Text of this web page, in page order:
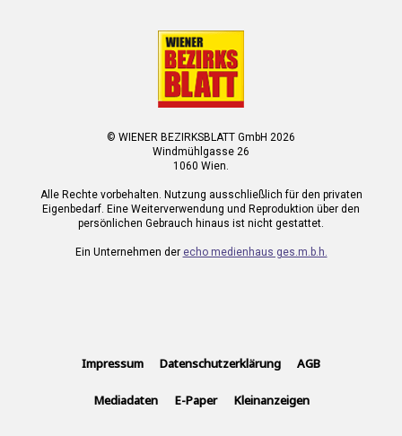
© WIENER BEZIRKSBLATT GmbH 2026
Windmühlgasse 26
1060 Wien.
Alle Rechte vorbehalten. Nutzung ausschließlich für den privaten
Eigenbedarf. Eine Weiterverwendung und Reproduktion über den
persönlichen Gebrauch hinaus ist nicht gestattet.
Ein Unternehmen der echo medienhaus ges.m.b.h.
Impressum Datenschutzerklärung AGB
Mediadaten E-Paper Kleinanzeigen